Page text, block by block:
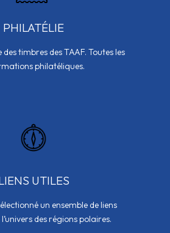
PHILATÉLIE
timbres des TAAF. Toutes les
philatéliques.
UTILES
un ensemble de liens
des régions polaires.